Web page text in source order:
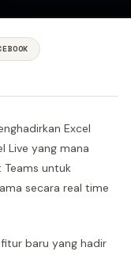
Excel
Live yang mana
untuk
secara real time
baru yang hadir